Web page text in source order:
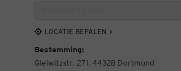
LOCATIE BEPALEN
Bestemming:
Gleiwitzstr. 271, 44328 Dortmund